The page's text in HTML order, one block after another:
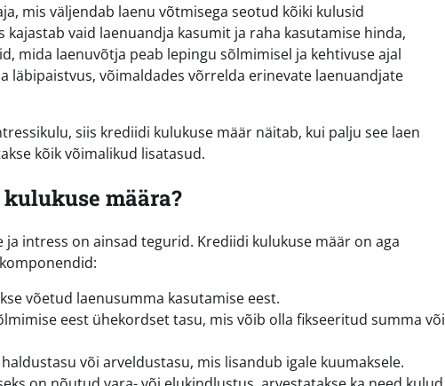
mis väljendab laenu võtmisega seotud kõiki kulusid
vaid laenuandja kasumit ja raha kasutamise hinda,
mida laenuvõtja peab lepingu sõlmimisel ja kehtivuse ajal
läbipaistvus, võimaldades võrrelda erinevate laenuandjate
siis krediidi kulukuse määr näitab, kui palju see laen
kõik võimalikud lisatasud.
määra?
intress on ainsad tegurid. Krediidi kulukuse määr on aga
võetud laenusumma kasutamise eest.
eest ühekordset tasu, mis võib olla fikseeritud summa või
või arveldustasu, mis lisandub igale kuumaksele.